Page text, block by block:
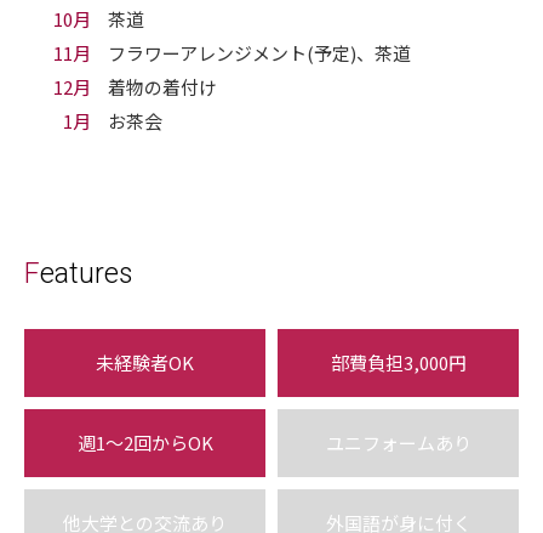
10月
茶道
11月
フラワーアレンジメント(予定)、茶道
12月
着物の着付け
1月
お茶会
Features
未経験者OK 部費負担3,000円
週1〜2回からOK ユニフォームあり
他大学との交流あり 外国語が身に付く